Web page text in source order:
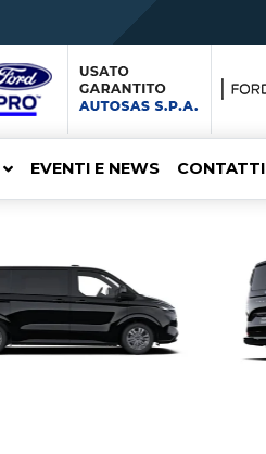
EVENTI E NEWS CONTATTI